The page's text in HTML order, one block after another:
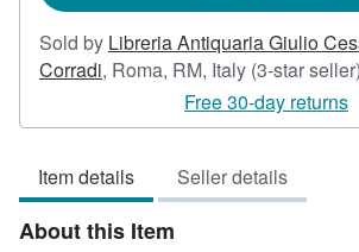
Sold by Libreria Antiquaria Giulio
Corradi, Roma, RM, Italy (3-star seller)
Free 30-day returns
Item details Seller details
About this Item